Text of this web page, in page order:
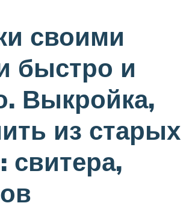
своими
быстро и
Выкройка,
из старых
свитера,